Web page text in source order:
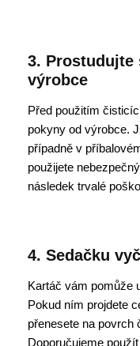
3. Prostudujte
výrobce
Před použitím
pokyny od výrobce.
případně v
použijete
následek trvalé
4. Sedačku
Kartáč vám pomůže
Pokud ním projdete
přenesete na povrch
Doporučujeme